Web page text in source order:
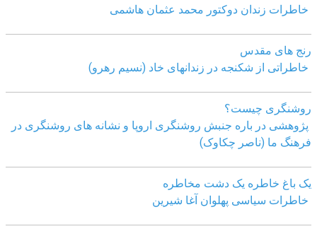
خاطرات زندان دوکتور محمد عثمان هاشمی
رنج های مقدس
خاطراتی از شکنجه در زندانهای خاد (نسیم رهرو)
روشنگری چیست؟
پژوهشی در باره جنبش روشنگری اروپا و نشانه های روشنگری در
فرهنگ ما (ناصر چکاوک)
یک باغ خاطره یک دشت مخاطره
خاطرات سیاسی پهلوان آغا شیرین